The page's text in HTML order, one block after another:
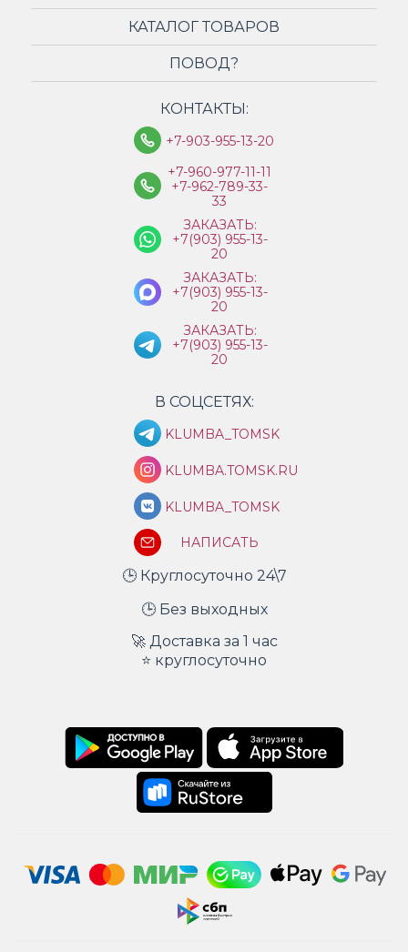
КАТАЛОГ ТОВАРОВ
ПОВОД?
КОНТАКТЫ:
+7-903-955-13-20
+7-960-977-11-11
+7-962-789-33-
33
ЗАКАЗАТЬ:
+7(903) 955-13-
20
ЗАКАЗАТЬ:
+7(903) 955-13-
20
ЗАКАЗАТЬ:
+7(903) 955-13-
20
В СОЦСЕТЯХ:
KLUMBA_TOMSK
KLUMBA.TOMSK.RU
KLUMBA_TOMSK
НАПИСАТЬ
🕒 Круглосуточно 24\7
🕒 Без выходных
🚀 Доставка за 1 час
⭐ круглосуточно